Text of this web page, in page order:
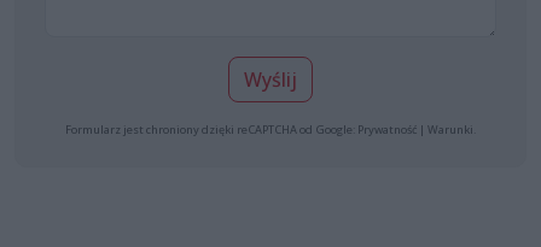
Wyślij
Formularz jest chroniony dzięki reCAPTCHA od Google: Prywatność | Warunki